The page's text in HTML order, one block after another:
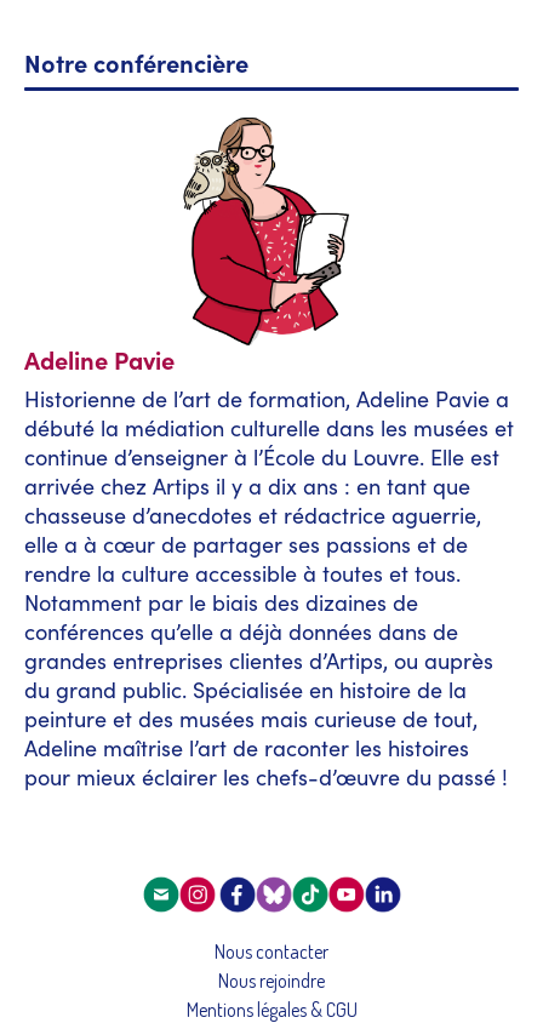
Notre conférencière
Adeline Pavie
Historienne de l’art de formation, Adeline Pavie a
débuté la médiation culturelle dans les musées et
continue d’enseigner à l’École du Louvre. Elle est
arrivée chez Artips il y a dix ans : en tant que
chasseuse d’anecdotes et rédactrice aguerrie,
elle a à cœur de partager ses passions et de
rendre la culture accessible à toutes et tous.
Notamment par le biais des dizaines de
conférences qu’elle a déjà données dans de
grandes entreprises clientes d’Artips, ou auprès
du grand public. Spécialisée en histoire de la
peinture et des musées mais curieuse de tout,
Adeline maîtrise l’art de raconter les histoires
pour mieux éclairer les chefs-d’œuvre du passé !
Nous contacter
Nous rejoindre
Mentions légales & CGU